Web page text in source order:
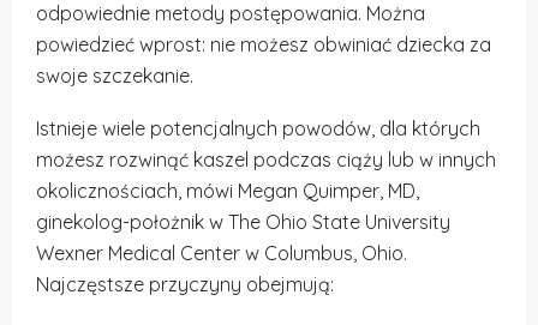
odpowiednie metody postępowania. Można
powiedzieć wprost: nie możesz obwiniać dziecka za
swoje szczekanie.
Istnieje wiele potencjalnych powodów, dla których
możesz rozwinąć kaszel podczas ciąży lub w innych
okolicznościach, mówi Megan Quimper, MD,
ginekolog-położnik w The Ohio State University
Wexner Medical Center w Columbus, Ohio.
Najczęstsze przyczyny obejmują: